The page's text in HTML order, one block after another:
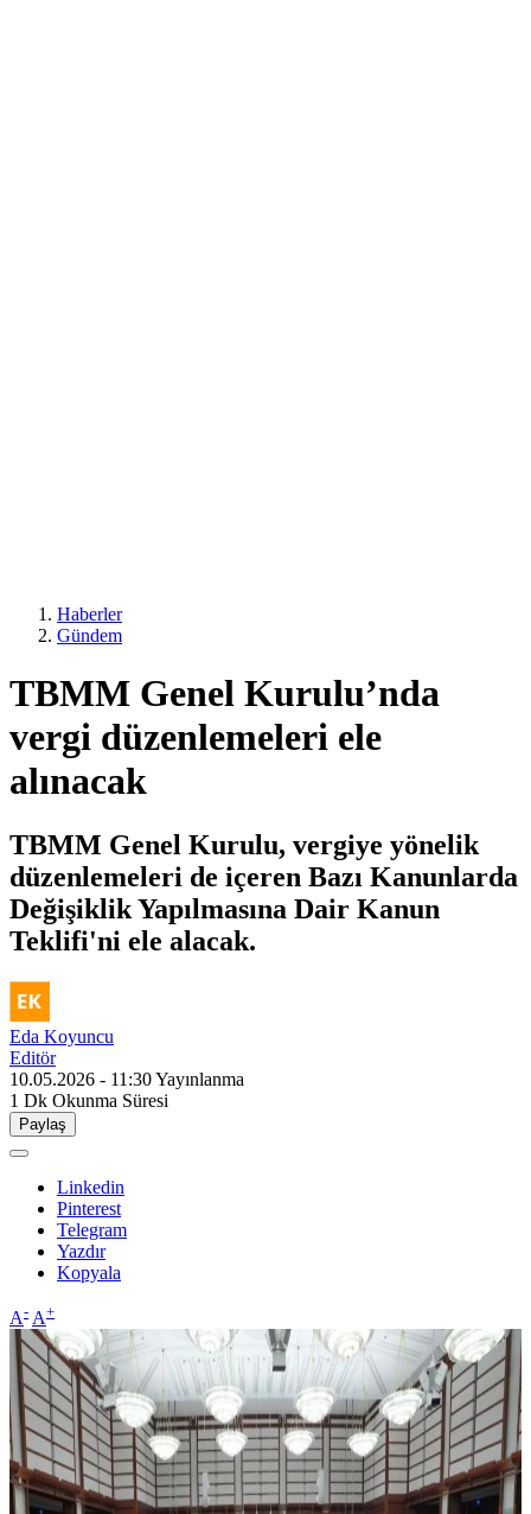
Haberler
Gündem
TBMM Genel Kurulu’nda
vergi düzenlemeleri ele
alınacak
TBMM Genel Kurulu, vergiye yönelik
düzenlemeleri de içeren Bazı Kanunlarda
Değişiklik Yapılmasına Dair Kanun
Teklifi'ni ele alacak.
Eda Koyuncu
Editör
10.05.2026 - 11:30Yayınlanma
1 Dk Okunma Süresi
Paylaş
Linkedin
Pinterest
Telegram
Yazdır
Kopyala
A- A+